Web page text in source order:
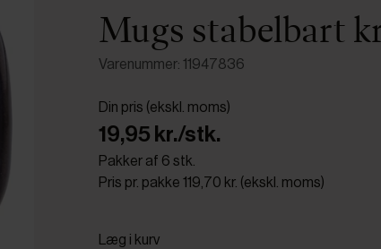
Mugs stabelbart
Varenummer: 11947836
Din pris (ekskl. moms)
19,95 kr./stk.
Pakker af 6 stk.
Pris pr. pakke 119,70 kr. (ekskl. moms)
Læg i kurv